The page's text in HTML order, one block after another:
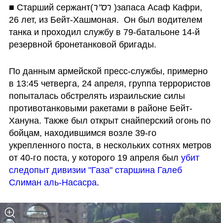
■ Старший сержант(
)запаса Асаф Кафри,
26 лет, из Бейт-Хашмоная.  Он был водителем
танка и проходил службу в 79-батальоне 14-й
резервной бронетанковой бригады.
По данным армейской пресс-службы, примерно
в 13:45 четверга, 24 апреля, группа террористов
попыталась обстрелять израильские силы
противотанковыми ракетами в районе Бейт-
Хануна. Также был открыт снайперский огонь по
бойцам, находившимся возле 39-го
укрепленного поста, в нескольких сотнях метров
от 40-го поста, у которого 19 апреля был убит
следопыт дивизии "Газа" старшина Галеб
Слиман аль-Насасра.